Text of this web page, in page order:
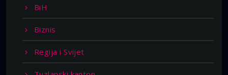
BiH
Biznis
Regija i Svijet